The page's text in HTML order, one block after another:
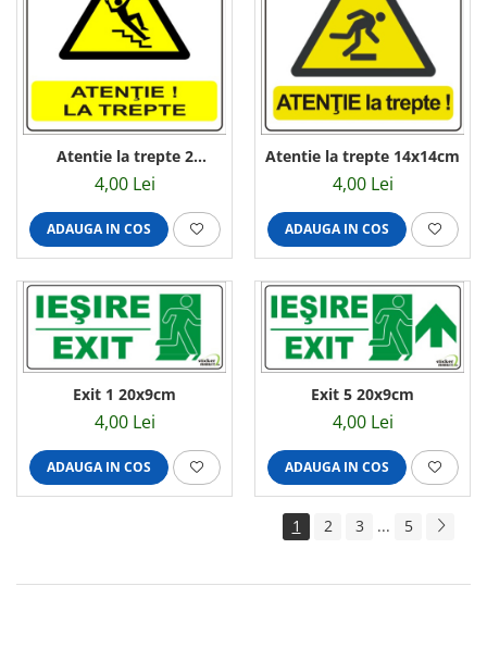
Atentie la trepte 2
14x14cm
4,00 Lei
ADAUGA IN COS
Atentie la trepte 14x14cm
4,00 Lei
ADAUGA IN COS
Exit 1 20x9cm
4,00 Lei
ADAUGA IN COS
Exit 5 20x9cm
4,00 Lei
ADAUGA IN COS
1 2 3 ... 5